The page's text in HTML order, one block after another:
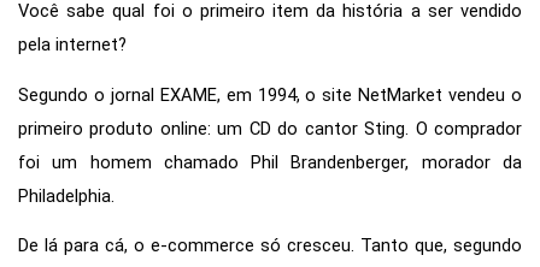
Você sabe qual foi o primeiro item da história a ser vendido
pela internet?
Segundo o jornal EXAME, em 1994, o site NetMarket vendeu o
primeiro produto online: um CD do cantor Sting. O comprador
foi um homem chamado Phil Brandenberger, morador da
Philadelphia.
De lá para cá, o e-commerce só cresceu. Tanto que, segundo